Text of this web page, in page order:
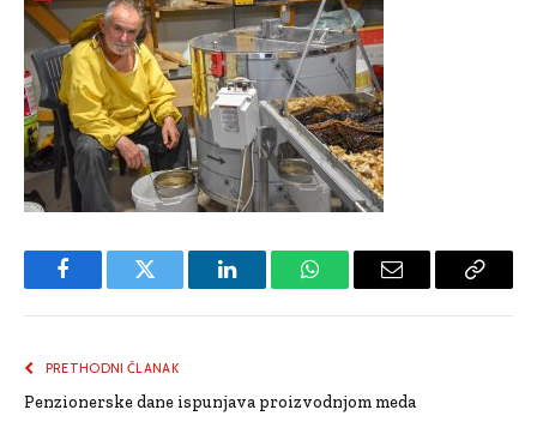
FacebookTwitter LinkedInWhatsAppEmail
Copy
PRETHODNI ČLANAK
Penzionerske dane ispunjava proizvodnjom meda